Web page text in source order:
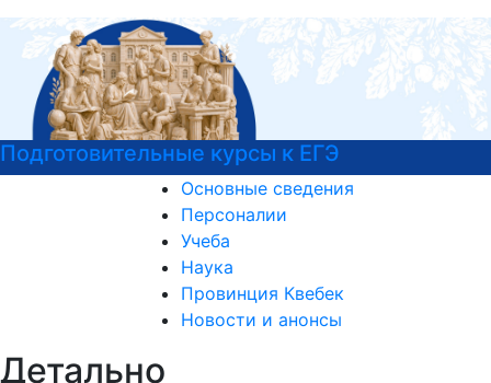
курсы к ЕГЭ
Основные сведения
Персоналии
Учеба
Наука
Провинция Квебек